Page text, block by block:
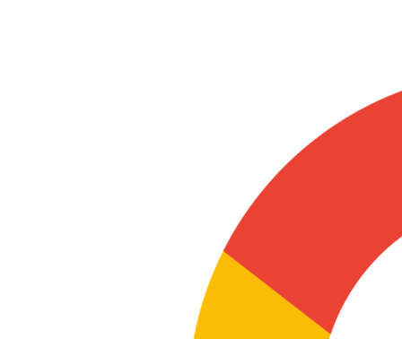
Notas
La Sole en